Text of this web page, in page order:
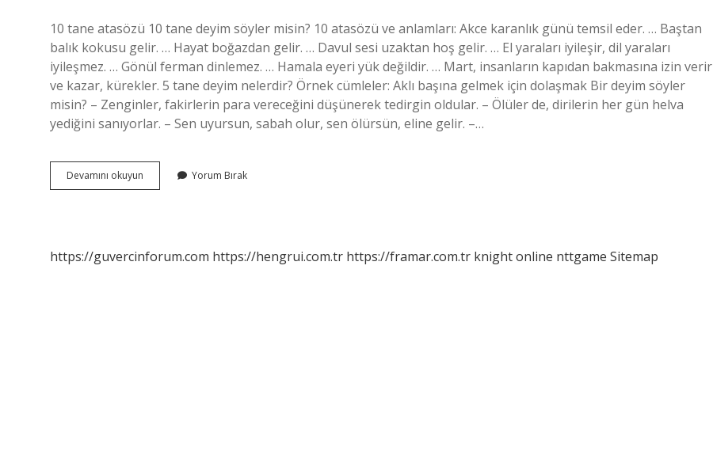
10 tane atasözü 10 tane deyim söyler misin? 10 atasözü ve anlamları: Akce karanlık günü temsil eder. … Baştan
balık kokusu gelir. … Hayat boğazdan gelir. … Davul sesi uzaktan hoş gelir. … El yaraları iyileşir, dil yaraları
iyileşmez. … Gönül ferman dinlemez. … Hamala eyeri yük değildir. … Mart, insanların kapıdan bakmasına izin verir
ve kazar, kürekler. 5 tane deyim nelerdir? Örnek cümleler: Aklı başına gelmek için dolaşmak Bir deyim söyler
misin? – Zenginler, fakirlerin para vereceğini düşünerek tedirgin oldular. – Ölüler de, dirilerin her gün helva
yediğini sanıyorlar. – Sen uyursun, sabah olur, sen ölürsün, eline gelir. –…
Devamını okuyun Deyimin
Atasözü
Yorum Bırak
https://guvercinforum.com https://hengrui.com.tr https://framar.com.tr knight online nttgame Sitemap